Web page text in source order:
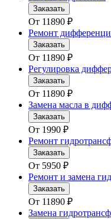
Заказать
От 11890 ₽
Ремонт
Заказать
От 11890 ₽
Регулировка
Заказать
От 11890 ₽
Замена масла в
Заказать
От 1990 ₽
Ремонт
Заказать
От 5950 ₽
Ремонт и замена
Заказать
От 11890 ₽
Замена